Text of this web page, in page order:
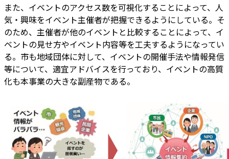
また、イベントのアクセス数を可視化することによって、人
気・興味をイベント主催者が把握できるようにしている。そ
のため、主催者が他のイベントと比較することによって、イ
ベントの見せ方やイベント内容等を工夫するようになってい
る。市も地域団体に対して、イベントの開催手法や情報発信
等について、適宜アドバイスを行っており、イベントの高質
化も本事業の大きな副産物である。